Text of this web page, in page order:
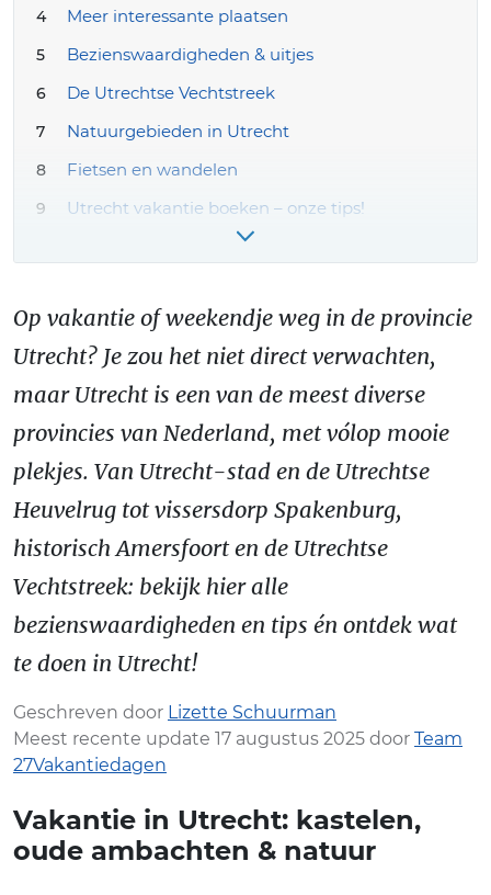
Meer interessante plaatsen
Bezienswaardigheden & uitjes
De Utrechtse Vechtstreek
Natuurgebieden in Utrecht
Fietsen en wandelen
Utrecht vakantie boeken – onze tips!
Meer Utrecht reiservaringen & tips
Op vakantie of weekendje weg in de provincie
Utrecht? Je zou het niet direct verwachten,
maar Utrecht is een van de meest diverse
provincies van Nederland, met vólop mooie
plekjes. Van Utrecht-stad en de Utrechtse
Heuvelrug tot vissersdorp Spakenburg,
historisch Amersfoort en de Utrechtse
Vechtstreek: bekijk hier alle
bezienswaardigheden en tips én ontdek wat
te doen in Utrecht!
Geschreven door Lizette Schuurman
Meest recente update 17 augustus 2025 door Team
27Vakantiedagen
Vakantie in Utrecht: kastelen,
oude ambachten & natuur